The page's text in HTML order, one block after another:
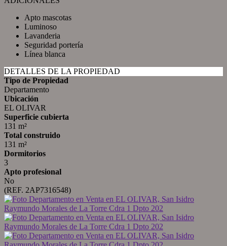
Apto mascotas
Luminoso
Lavanderia
Seguridad portería
Línea blanca
DETALLES DE LA PROPIEDAD
Tipo de Propiedad
Departamento
Ubicación
EL OLIVAR
Superficie cubierta
131 m²
Total construido
131 m²
Dormitorios
3
Apto profesional
No
(REF. 2AP7316548)